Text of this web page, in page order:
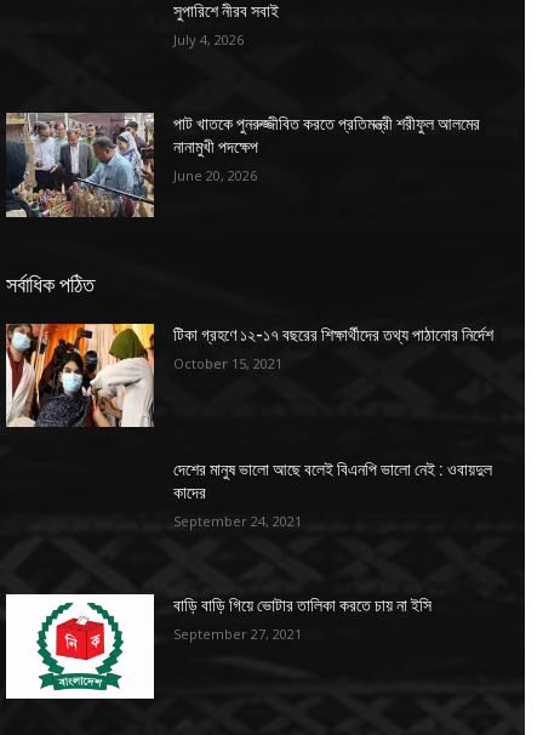
সুপারিশে নীরব সবাই
July 4, 2026
পাট খাতকে পুনরুজ্জীবিত করতে প্রতিমন্ত্রী শরীফুল আলমের
নানামুখী পদক্ষেপ
June 20, 2026
সর্বাধিক পঠিত
টিকা গ্রহণে ১২-১৭ বছরের শিক্ষার্থীদের তথ্য পাঠানোর নির্দেশ
October 15, 2021
দেশের মানুষ ভালো আছে বলেই বিএনপি ভালো নেই : ওবায়দুল
কাদের
September 24, 2021
বাড়ি বাড়ি গিয়ে ভোটার তালিকা করতে চায় না ইসি
September 27, 2021